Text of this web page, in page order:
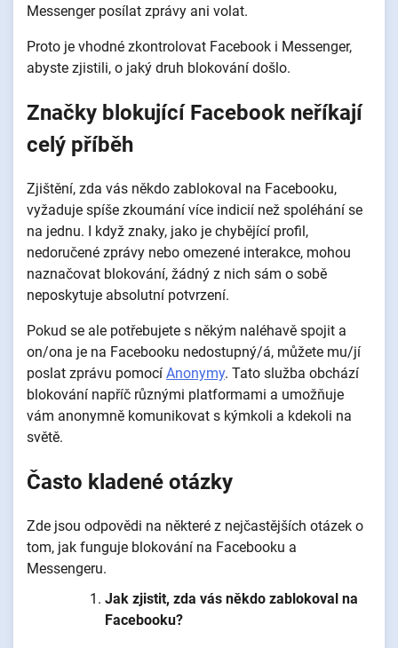
Messenger posílat zprávy ani volat.
Proto je vhodné zkontrolovat Facebook i Messenger,
abyste zjistili, o jaký druh blokování došlo.
Značky blokující Facebook neříkají
celý příběh
Zjištění, zda vás někdo zablokoval na Facebooku,
vyžaduje spíše zkoumání více indicií než spoléhání se
na jednu. I když znaky, jako je chybějící profil,
nedoručené zprávy nebo omezené interakce, mohou
naznačovat blokování, žádný z nich sám o sobě
neposkytuje absolutní potvrzení.
Pokud se ale potřebujete s někým naléhavě spojit a
on/ona je na Facebooku nedostupný/á, můžete mu/jí
poslat zprávu pomocí Anonymy. Tato služba obchází
blokování napříč různými platformami a umožňuje
vám anonymně komunikovat s kýmkoli a kdekoli na
světě.
Často kladené otázky
Zde jsou odpovědi na některé z nejčastějších otázek o
tom, jak funguje blokování na Facebooku a
Messengeru.
Jak zjistit, zda vás někdo zablokoval na
Facebooku?